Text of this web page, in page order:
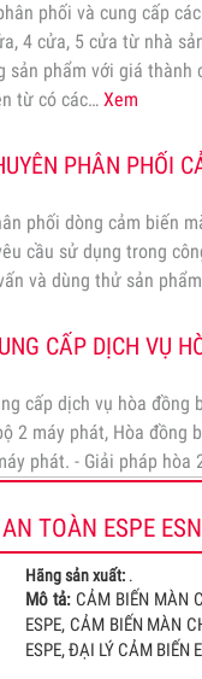
phối và cung cấp
4 cửa, 5 cửa từ nhà
sản phẩm với giá thành
từ có các… Xem
PHÂN PHỐI
phối dòng cảm biến
cầu sử dụng trong
và dùng thử sản
CẤP DỊCH VỤ
cấp dịch vụ hòa đồng
2 máy phát, Hòa đồng
phát. - Giải pháp hòa
TOÀN ESPE
Hãng sản xuất: .
Mô tả: CẢM BIẾN MÀN
ESPE, CẢM BIẾN MÀN
ESPE, ĐẠI LÝ CẢM BIẾN